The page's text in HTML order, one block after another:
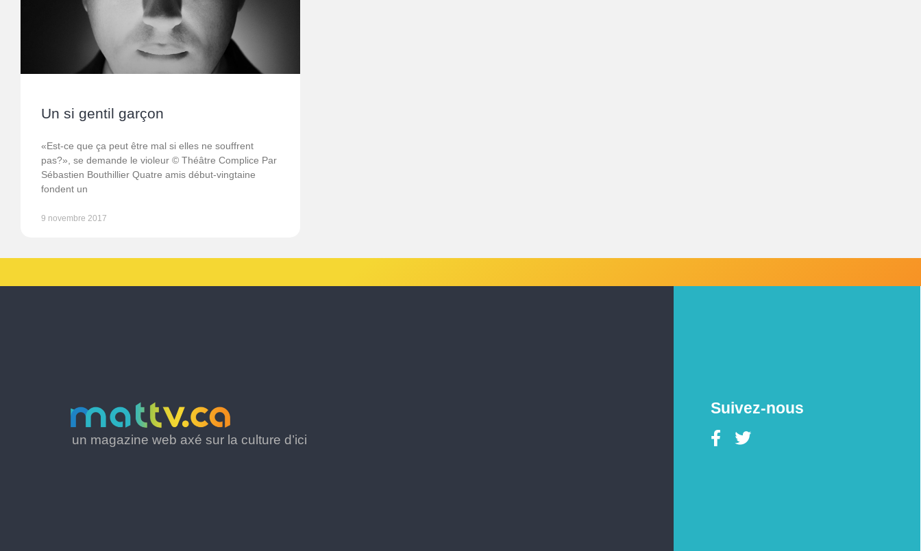
Un si gentil garçon
«Est-ce que ça peut être mal si elles ne souffrent
pas?», se demande le violeur © Théâtre Complice Par
Sébastien Bouthillier Quatre amis début-vingtaine
fondent un
9 novembre 2017
un magazine web axé sur la culture d’ici
Suivez-nous